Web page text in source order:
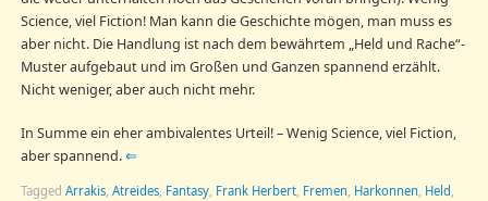
Science, viel Fiction! Man kann die Geschichte mögen, man muss es
aber nicht. Die Handlung ist nach dem bewährtem „Held und Rache“-
Muster aufgebaut und im Großen und Ganzen spannend erzählt.
Nicht weniger, aber auch nicht mehr.
In Summe ein eher ambivalentes Urteil! – Wenig Science, viel Fiction,
aber spannend.⇐
Tagged Arrakis, Atreides, Fantasy, Frank Herbert, Fremen, Harkonnen, Held,